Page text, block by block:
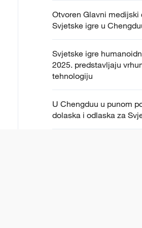
Otvoren Glavni medijski
Svjetske igre u
Svjetske igre
2025. predstavljaju
tehnologiju
U Chengduu u punom
dolaska i odlaska za